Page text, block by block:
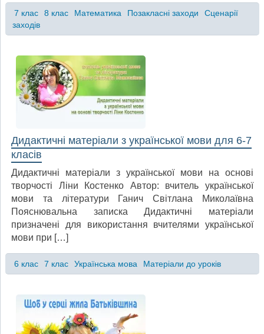
7 клас 8 клас Математика Позакласні заходи
Сценарії
заходів
Дидактичні матеріали з української мови для 6-7
класів
Дидактичні матеріали з української мови на основі
творчості Ліни Костенко Автор: вчитель української
мови та літератури Ганич Світлана Миколаївна
Пояснювальна записка Дидактичні матеріали
призначені для використання вчителями української
мови при […]
6 клас 7 клас Українська мова Матеріали до уроків